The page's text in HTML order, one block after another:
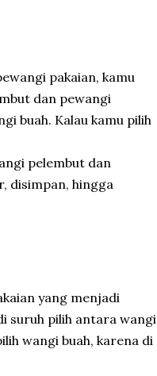
pakaian, kamu
dan pewangi
buah. Kalau kamu pilih
pelembut dan
disimpan, hingga
yang menjadi
suruh pilih antara wangi
wangi buah, karena di